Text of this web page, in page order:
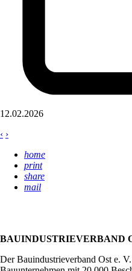
12.02.2026
‹ ›
home
print
share
mail
BAUINDUSTRIEVERBAND
Der Bauindustrieverband Ost e.